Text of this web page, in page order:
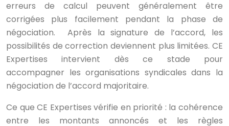
erreurs de calcul peuvent généralement être
corrigées plus facilement pendant la phase de
négociation. Après la signature de l’accord, les
possibilités de correction deviennent plus limitées. CE
Expertises intervient dès ce stade pour
accompagner les organisations syndicales dans la
négociation de l’accord majoritaire.
Ce que CE Expertises vérifie en priorité : la cohérence
entre les montants annoncés et les règles